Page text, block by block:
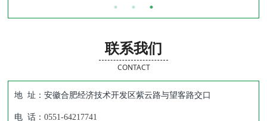
联系我们
CONTACT
地 址：安徽合肥经济技术开发区紫云路与望客路交口
电 话：0551-64217741